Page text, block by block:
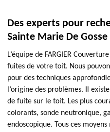
Des experts pour
Sainte Marie De Gosse
L’équipe de FARGIER
fuites de votre toit. Nous
pour des techniques
l’origine des problèmes. Il
de fuite sur le toit. Les plus
colorants, sonde neutronique,
endoscopique. Tous ces